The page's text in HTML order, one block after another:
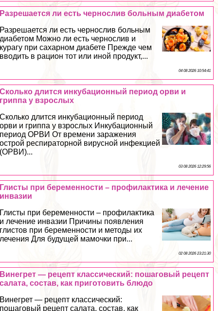
Разрешается ли есть чернослив больным диабетом
Разрешается ли есть чернослив больным
диабетом Можно ли есть чернослив и
курагу при сахарном диабете Прежде чем
вводить в рацион тот или иной продукт,...
04 08 2026 10:54:41
Сколько длится инкубационный период орви и
гриппа у взрослых
Сколько длится инкубационный период
орви и гриппа у взрослых Инкубационный
период ОРВИ От времени заражения
острой респираторной вирусной инфекцией
(ОРВИ)...
03 08 2026 12:29:56
Глисты при беременности – профилактика и лечение
инвазии
Глисты при беременности – профилактика
и лечение инвазии Причины появления
глистов при беременности и методы их
лечения Для будущей мамочки при...
02 08 2026 23:21:30
Винегрет — рецепт классический: пошаговый рецепт
салата, состав, как приготовить блюдо
Винегрет — рецепт классический:
пошаговый рецепт салата, состав, как